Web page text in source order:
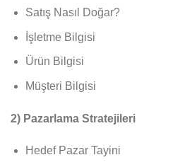
Satış Nasıl Doğar?
İşletme Bilgisi
Ürün Bilgisi
Müşteri Bilgisi
2) Pazarlama Stratejileri
Hedef Pazar Tayini